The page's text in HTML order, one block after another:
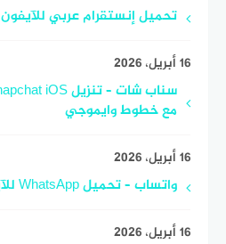
تحميل إنستقرام عربي للآيفون 2026 الرسمي اخر إصدار
16 أبريل، 2026
مع خطوط وايموجي
16 أبريل، 2026
واتساب – تحميل WhatsApp للآيفون 2026 آخر إصدار
16 أبريل، 2026